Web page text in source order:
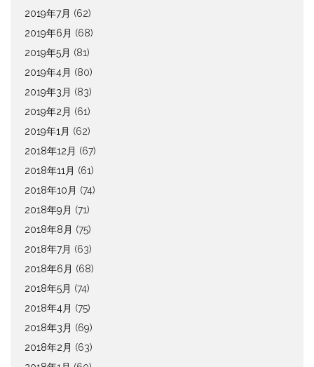
2019年7月 (62)
2019年6月 (68)
2019年5月 (81)
2019年4月 (80)
2019年3月 (83)
2019年2月 (61)
2019年1月 (62)
2018年12月 (67)
2018年11月 (61)
2018年10月 (74)
2018年9月 (71)
2018年8月 (75)
2018年7月 (63)
2018年6月 (68)
2018年5月 (74)
2018年4月 (75)
2018年3月 (69)
2018年2月 (63)